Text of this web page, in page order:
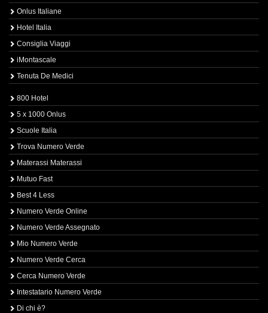
Onlus Italiane
Hotel Italia
Consiglia Viaggi
iMontascale
Tenuta De Medici
800 Hotel
5 x 1000 Onlus
Scuole Italia
Trova Numero Verde
Materassi Materassi
Mutuo Fast
Best 4 Less
Numero Verde Online
Numero Verde Assegnato
Mio Numero Verde
Numero Verde Cerca
Cerca Numero Verde
Intestatario Numero Verde
Di chi è?